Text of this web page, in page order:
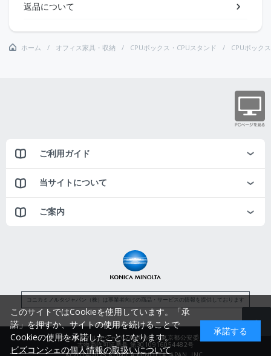
返品について
ホーム オフィス家具・収納 CPUボックス・CPUスタンド CPUボック
ご利用ガイド
当サイトについて
ご案内
コニカミノルタジャパン（株）は事業者向けの商品・サービスの情報を提供しております
コニカミノルタジャパン株式会社／東京都公安委員会
古物商許可証番号 第3010916054482号
このサイトではCookieを使用しています。「承
諾」を押すか、サイトの使用を続けることで
Cookieの使用を承諾したことになります。
ビズコンシェの個人情報の取扱いについて
承諾する